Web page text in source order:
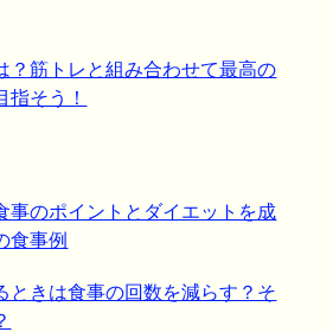
？筋トレと組み合わせて最高の
指そう！
事のポイントとダイエットを成
食事例
ときは食事の回数を減らす？そ